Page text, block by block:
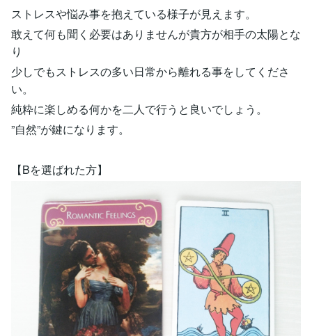
ストレスや悩み事を抱えている様子が見えます。
敢えて何も聞く必要はありませんが貴方が相手の太陽とな
り
少しでもストレスの多い日常から離れる事をしてくださ
い。
純粋に楽しめる何かを二人で行うと良いでしょう。
”自然”が鍵になります。
【Bを選ばれた方】